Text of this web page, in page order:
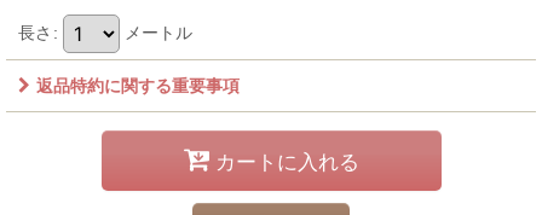
長さ : メートル
返品特約に関する重要事項
カートに入れる